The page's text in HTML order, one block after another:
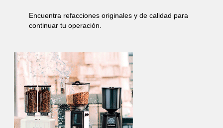
Encuentra refacciones originales y de calidad para
continuar tu operación.